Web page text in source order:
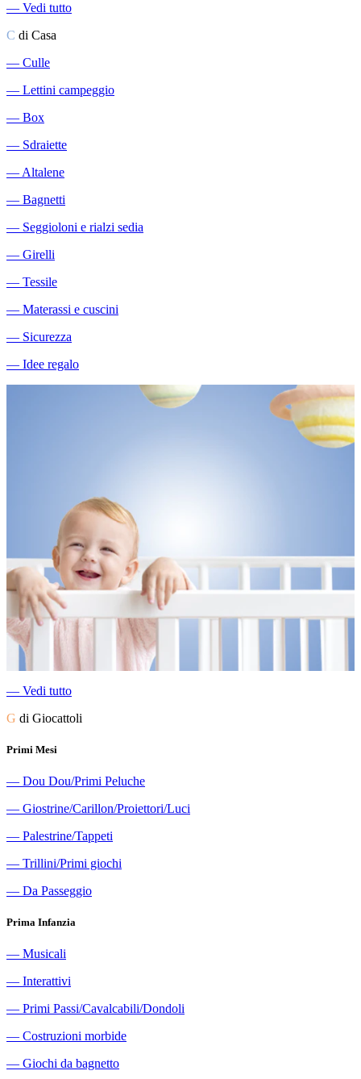
― Vedi tutto
C di Casa
― Culle
― Lettini campeggio
― Box
― Sdraiette
―Altalene
― Bagnetti
― Seggioloni e rialzi sedia
― Girelli
― Tessile
― Materassi e cuscini
― Sicurezza
― Idee regalo
― Vedi tutto
G di Giocattoli
Primi Mesi
― Dou Dou/Primi Peluche
― Giostrine/Carillon/Proiettori/Luci
― Palestrine/Tappeti
― Trillini/Primi giochi
― Da Passeggio
Prima Infanzia
― Musicali
― Interattivi
― Primi Passi/Cavalcabili/Dondoli
― Costruzioni morbide
― Giochi da bagnetto